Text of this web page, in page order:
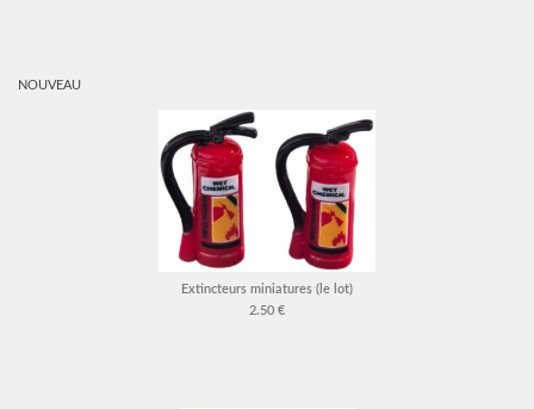
NOUVEAU
Extincteurs miniatures (le lot)
2.50 €